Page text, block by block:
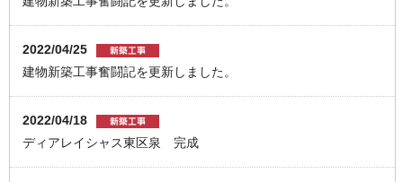
2022/04/25
建物新築工事奮闘記を更新しました。
2022/04/18
ディアレイシャス東区泉 完成